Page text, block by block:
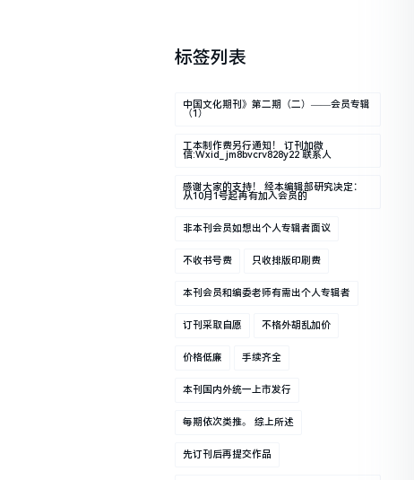
标签列表
中国文化期刊》第二期（二）——会员专辑
（1）
工本制作费另行通知！ 订刊加微
信:wxid_jm8bvcrv828y22 联系人
感谢大家的支持！ 经本编辑部研究决定：
从10月1号起再有加入会员的
非本刊会员如想出个人专辑者面议
不收书号费 只收排版印刷费
本刊会员和编委老师有需出个人专辑者
订刊采取自愿 不格外胡乱加价
价格低廉 手续齐全
本刊国内外统一上市发行
每期依次类推。 综上所述
先订刊后再提交作品